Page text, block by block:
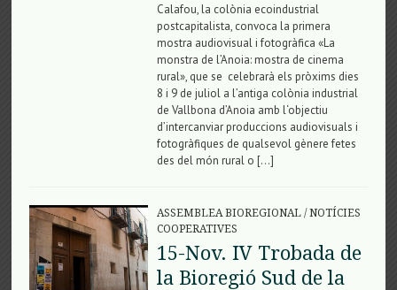
Calafou, la colònia ecoindustrial
postcapitalista, convoca la primera
mostra audiovisual i fotogràfica «La
monstra de l’Anoia: mostra de cinema
rural», que se celebrarà els pròxims dies
8 i 9 de juliol a l’antiga colònia industrial
de Vallbona d’Anoia amb l‘objectiu
d’intercanviar produccions audiovisuals i
fotogràfiques de qualsevol gènere fetes
des del món rural o […]
ASSEMBLEA BIOREGIONAL/NOTÍCIES
COOPERATIVES
15-Nov. IV Trobada de
la Bioregió Sud de la